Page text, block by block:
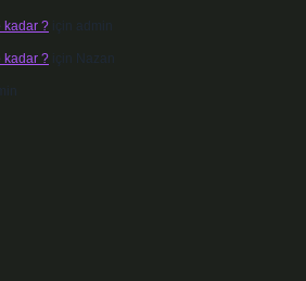
kadar ? için admin
kadar ? için Nazan